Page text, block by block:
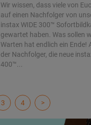
Wir wissen, dass viele von
auf einen Nachfolger von
instax WIDE 300™
gewartet haben. Was sollen
Warten hat endlich ein Ende!
der Nachfolger, die neue
400™...
3 4 >